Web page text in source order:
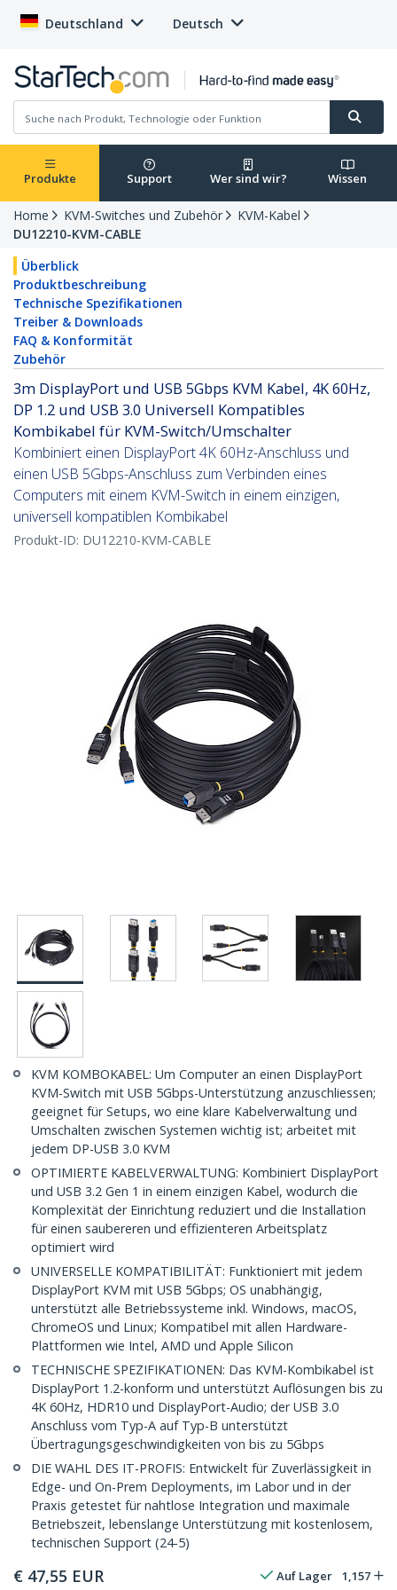
Deutschland Deutsch
Produkte Support Wer sind wir? Wissen
Home KVM-Switches und Zubehör
KVM-Kabel
DU12210-KVM-CABLE
Überblick
Produktbeschreibung
Technische Spezifikationen
Treiber & Downloads
FAQ & Konformität
Zubehör
3m DisplayPort und USB 5Gbps KVM Kabel, 4K 60Hz,
DP 1.2 und USB 3.0 Universell Kompatibles
Kombikabel für KVM-Switch/Umschalter
Kombiniert einen DisplayPort 4K 60Hz-Anschluss und
einen USB 5Gbps-Anschluss zum Verbinden eines
Computers mit einem KVM-Switch in einem einzigen,
universell kompatiblen Kombikabel
Produkt-ID: DU12210-KVM-CABLE
KVM KOMBOKABEL: Um Computer an einen DisplayPort
KVM-Switch mit USB 5Gbps-Unterstützung anzuschliessen;
geeignet für Setups, wo eine klare Kabelverwaltung und
Umschalten zwischen Systemen wichtig ist; arbeitet mit
jedem DP-USB 3.0 KVM
OPTIMIERTE KABELVERWALTUNG: Kombiniert DisplayPort
und USB 3.2 Gen 1 in einem einzigen Kabel, wodurch die
Komplexität der Einrichtung reduziert und die Installation
für einen saubereren und effizienteren Arbeitsplatz
optimiert wird
UNIVERSELLE KOMPATIBILITÄT: Funktioniert mit jedem
DisplayPort KVM mit USB 5Gbps; OS unabhängig,
unterstützt alle Betriebssysteme inkl. Windows, macOS,
ChromeOS und Linux; Kompatibel mit allen Hardware-
Plattformen wie Intel, AMD und Apple Silicon
TECHNISCHE SPEZIFIKATIONEN: Das KVM-Kombikabel ist
DisplayPort 1.2-konform und unterstützt Auflösungen bis zu
4K 60Hz, HDR10 und DisplayPort-Audio; der USB 3.0
Anschluss vom Typ-A auf Typ-B unterstützt
Übertragungsgeschwindigkeiten von bis zu 5Gbps
DIE WAHL DES IT-PROFIS: Entwickelt für Zuverlässigkeit in
Edge- und On-Prem Deployments, im Labor und in der
Praxis getestet für nahtlose Integration und maximale
Betriebszeit, lebenslange Unterstützung mit kostenlosem,
technischen Support (24-5)
€ 47,55 EUR Auf Lager 1,157